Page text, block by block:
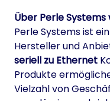
Über Perle Systems
Perle Systems ist
Hersteller und
seriell zu Ethernet
Produkte
Vielzahl von